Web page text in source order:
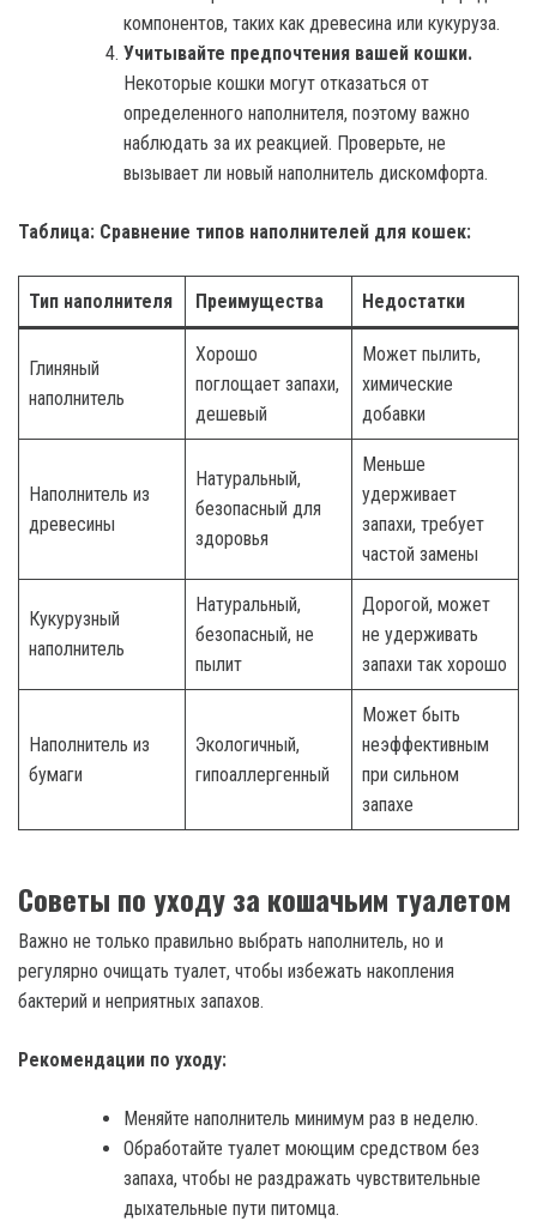
компонентов, таких как древесина или кукуруза.
Учитывайте предпочтения вашей кошки.
Некоторые кошки могут отказаться от
определенного наполнителя, поэтому важно
наблюдать за их реакцией. Проверьте, не
вызывает ли новый наполнитель дискомфорта.
Таблица: Сравнение типов наполнителей для кошек:
Тип наполнителя Преимущества Недостатки
Глиняный
наполнитель
Хорошо
поглощает запахи,
дешевый
Может пылить,
химические
добавки
Наполнитель из
древесины
Натуральный,
безопасный для
здоровья
Меньше
удерживает
запахи, требует
частой замены
Кукурузный
наполнитель
Натуральный,
безопасный, не
пылит
Дорогой, может
не удерживать
запахи так хорошо
Наполнитель из
бумаги
Экологичный,
гипоаллергенный
Может быть
неэффективным
при сильном
запахе
Советы по уходу за кошачьим туалетом
Важно не только правильно выбрать наполнитель, но и
регулярно очищать туалет, чтобы избежать накопления
бактерий и неприятных запахов.
Рекомендации по уходу:
Меняйте наполнитель минимум раз в неделю.
Обработайте туалет моющим средством без
запаха, чтобы не раздражать чувствительные
дыхательные пути питомца.